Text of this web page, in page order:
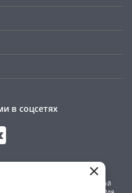
в соцсетях
сайт носит исключительно
офертой, определяемой
×